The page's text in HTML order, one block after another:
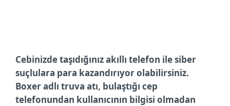
Cebinizde taşıdığınız akıllı telefon ile siber
suçlulara para kazandırıyor olabilirsiniz.
Boxer adlı truva atı, bulaştığı cep
telefonundan kullanıcının bilgisi olmadan